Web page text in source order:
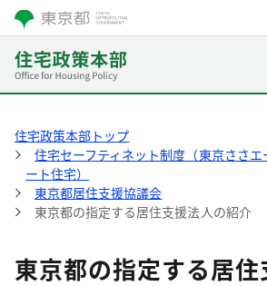
住宅政策本部トップ
住宅セーフティネット制度（東京ささ
ート住宅）
東京都居住支援協議会
東京都の指定する居住支援法人の紹介
東京都の指定する居